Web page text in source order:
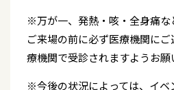
※万が一、発熱・咳・全身痛な
ご来場の前に必ず医療機関に
療機関で受診されますようお願
※今後の状況によっては、イベ